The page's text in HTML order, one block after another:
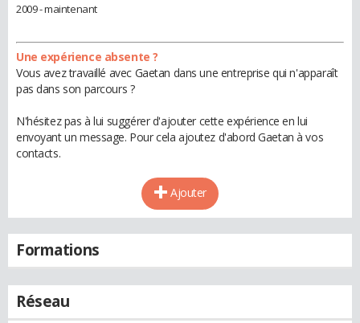
2009 - maintenant
Une expérience absente ?
Vous avez travaillé avec Gaetan dans une entreprise qui n'apparaît
pas dans son parcours ?
N'hésitez pas à lui suggérer d'ajouter cette expérience en lui
envoyant un message. Pour cela ajoutez d'abord Gaetan à vos
contacts.
Ajouter
Formations
Réseau